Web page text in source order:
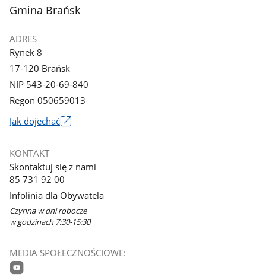
stopka
Gmina Brańsk
ADRES
Rynek 8
17-120 Brańsk
NIP 543-20-69-840
Regon 050659013
Jak dojechaćLink
nowym
oknie
KONTAKT
Skontaktuj się z nami
85 731 92 00
Infolinia dla Obywatela
Czynna w dni robocze
w godzinach 7:30-15:30
MEDIA SPOŁECZNOŚCIOWE: